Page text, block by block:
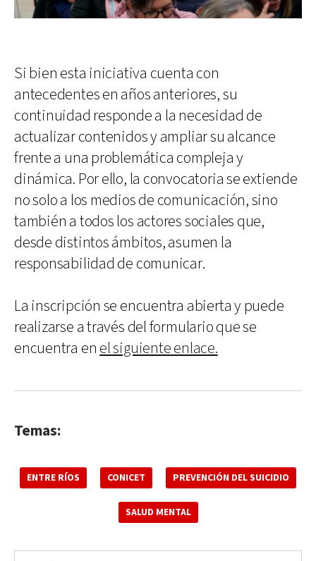
Si bien esta iniciativa cuenta con
antecedentes en años anteriores, su
continuidad responde a la necesidad de
actualizar contenidos y ampliar su alcance
frente a una problemática compleja y
dinámica. Por ello, la convocatoria se extiende
no solo a los medios de comunicación, sino
también a todos los actores sociales que,
desde distintos ámbitos, asumen la
responsabilidad de comunicar.
La inscripción se encuentra abierta y puede
realizarse a través del formulario que se
encuentra en el siguiente enlace.
Temas:
ENTRE RÍOS CONICET PREVENCIÓN DEL SUICIDIO
SALUD MENTAL